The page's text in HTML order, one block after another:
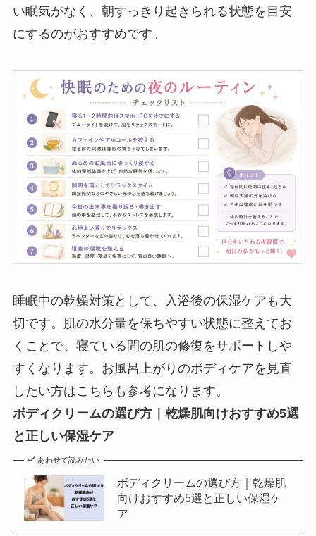
い眠気がなく、朝すっきり起きられる状態を目安
にするのがおすすめです。
睡眠中の乾燥対策として、入浴後の保湿ケアも大
切です。肌の水分量を保ちやすい状態に整えてお
くことで、寝ている間の肌の修復をサポートしや
すくなります。お風呂上がりのボディケアを見直
したい方はこちらも参考になります。
ボディクリームの選び方｜乾燥肌向けおすすめ5選
と正しい保湿ケア
あわせて読みたい
ボディクリームの選び方｜乾燥肌
向けおすすめ5選と正しい保湿ケ
ア